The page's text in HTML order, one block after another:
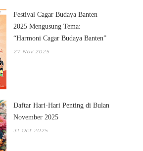
Festival Cagar Budaya Banten
2025 Mengusung Tema:
“Harmoni Cagar Budaya Banten”
27 Nov 2025
Daftar Hari-Hari Penting di Bulan
November 2025
31 Oct 2025